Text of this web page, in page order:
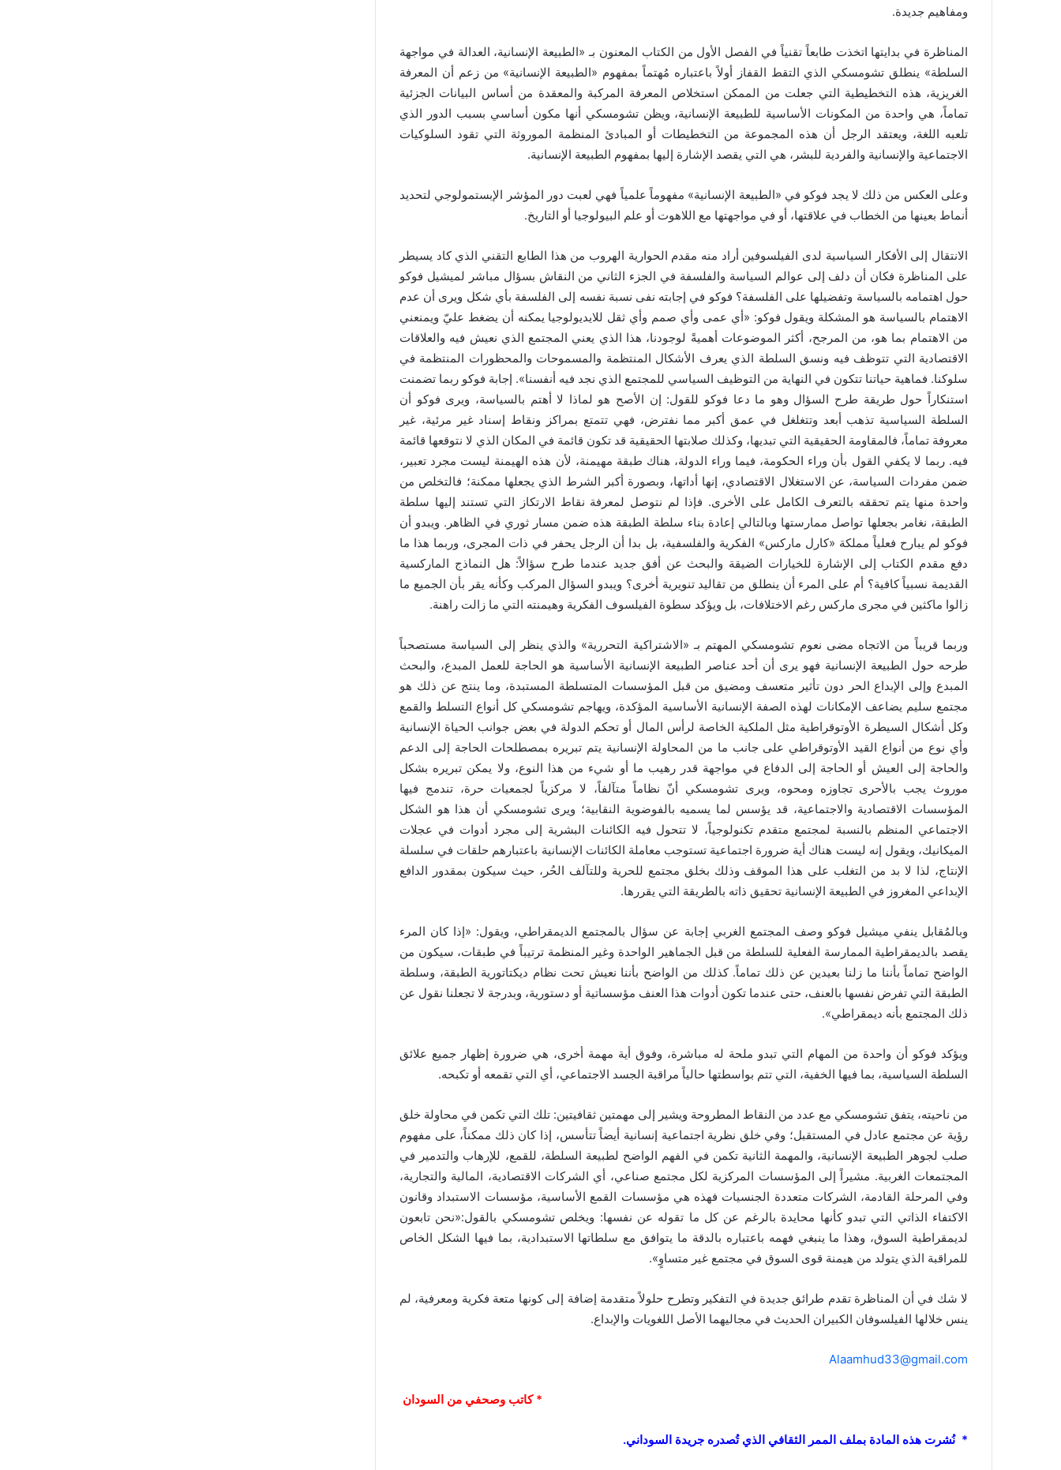
ومفاهيم جديدة.
المناظرة في بدايتها اتخذت طابعاً تقنياً في الفصل الأول من الكتاب المعنون بـ «الطبيعة الإنسانية، العدالة في مواجهة
السلطة» ينطلق تشومسكي الذي التقط القفاز أولاً باعتباره مُهتماً بمفهوم «الطبيعة الإنسانية» من زعم أن المعرفة
الغريزية، هذه التخطيطية التي جعلت من الممكن استخلاص المعرفة المركبة والمعقدة من أساس البيانات الجزئية
تماماً، هي واحدة من المكونات الأساسية للطبيعة الإنسانية، ويظن تشومسكي أنها مكون أساسي بسبب الدور الذي
تلعبه اللغة، ويعتقد الرجل أن هذه المجموعة من التخطيطات أو المبادئ المنظمة الموروثة التي تقود السلوكيات
الاجتماعية والإنسانية والفردية للبشر، هي التي يقصد الإشارة إليها بمفهوم الطبيعة الإنسانية.
وعلى العكس من ذلك لا يجد فوكو في «الطبيعة الإنسانية» مفهوماً علمياً فهي لعبت دور المؤشر الإبستمولوجي لتحديد
أنماط بعينها من الخطاب في علاقتها، أو في مواجهتها مع اللاهوت أو علم البيولوجيا أو التاريخ.
الانتقال إلى الأفكار السياسية لدى الفيلسوفين أراد منه مقدم الحوارية الهروب من هذا الطابع التقني الذي كاد يسيطر
على المناظرة فكان أن دلف إلى عوالم السياسة والفلسفة في الجزء الثاني من النقاش بسؤال مباشر لميشيل فوكو
حول اهتمامه بالسياسة وتفضيلها على الفلسفة؟ فوكو في إجابته نفى نسبة نفسه إلى الفلسفة بأي شكل ويرى أن عدم
الاهتمام بالسياسة هو المشكلة ويقول فوكو: «أي عمى وأي صمم وأي ثقل للايديولوجيا يمكنه أن يضغط عليّ ويمنعني
من الاهتمام بما هو، من المرجح، أكثر الموضوعات أهميةً لوجودنا، هذا الذي يعني المجتمع الذي نعيش فيه والعلاقات
الاقتصادية التي تتوظف فيه ونسق السلطة الذي يعرف الأشكال المنتظمة والمسموحات والمحظورات المنتظمة في
سلوكنا. فماهية حياتنا تتكون في النهاية من التوظيف السياسي للمجتمع الذي نجد فيه أنفسنا». إجابة فوكو ربما تضمنت
استنكاراً حول طريقة طرح السؤال وهو ما دعا فوكو للقول: إن الأصح هو لماذا لا أهتم بالسياسة، ويرى فوكو أن
السلطة السياسية تذهب أبعد وتتغلغل في عمق أكبر مما نفترض، فهي تتمتع بمراكز ونقاط إسناد غير مرئية، غير
معروفة تماماً، فالمقاومة الحقيقية التي تبديها، وكذلك صلابتها الحقيقية قد تكون قائمة في المكان الذي لا نتوقعها قائمة
فيه. ربما لا يكفي القول بأن وراء الحكومة، فيما وراء الدولة، هناك طبقة مهيمنة، لأن هذه الهيمنة ليست مجرد تعبير،
ضمن مفردات السياسة، عن الاستغلال الاقتصادي، إنها أداتها، وبصورة أكبر الشرط الذي يجعلها ممكنة؛ فالتخلص من
واحدة منها يتم تحققه بالتعرف الكامل على الأخرى. فإذا لم نتوصل لمعرفة نقاط الارتكاز التي تستند إليها سلطة
الطبقة، نغامر بجعلها تواصل ممارستها وبالتالي إعادة بناء سلطة الطبقة هذه ضمن مسار ثوري في الظاهر. ويبدو أن
فوكو لم يبارح فعلياً مملكة «كارل ماركس» الفكرية والفلسفية، بل بدا أن الرجل يحفر في ذات المجرى، وربما هذا ما
دفع مقدم الكتاب إلى الإشارة للخيارات الضيقة والبحث عن أفق جديد عندما طرح سؤالاً: هل النماذج الماركسية
القديمة نسبياً كافية؟ أم على المرء أن ينطلق من تقاليد تنويرية أخرى؟ ويبدو السؤال المركب وكأنه يقر بأن الجميع ما
زالوا ماكثين في مجرى ماركس رغم الاختلافات، بل ويؤكد سطوة الفيلسوف الفكرية وهيمنته التي ما زالت راهنة.
وربما قريباً من الاتجاه مضى نعوم تشومسكي المهتم بـ «الاشتراكية التحررية» والذي ينظر إلى السياسة مستصحباً
طرحه حول الطبيعة الإنسانية فهو يرى أن أحد عناصر الطبيعة الإنسانية الأساسية هو الحاجة للعمل المبدع، والبحث
المبدع وإلى الإبداع الحر دون تأثير متعسف ومضيق من قبل المؤسسات المتسلطة المستبدة، وما ينتج عن ذلك هو
مجتمع سليم يضاعف الإمكانات لهذه الصفة الإنسانية الأساسية المؤكدة، ويهاجم تشومسكي كل أنواع التسلط والقمع
وكل أشكال السيطرة الأوتوقراطية مثل الملكية الخاصة لرأس المال أو تحكم الدولة في بعض جوانب الحياة الإنسانية
وأي نوع من أنواع القيد الأوتوقراطي على جانب ما من المحاولة الإنسانية يتم تبريره بمصطلحات الحاجة إلى الدعم
والحاجة إلى العيش أو الحاجة إلى الدفاع في مواجهة قدر رهيب ما أو شيء من هذا النوع، ولا يمكن تبريره بشكل
موروث يجب بالأحرى تجاوزه ومحوه، ويرى تشومسكي أنّ نظاماً متآلفاً، لا مركزياً لجمعيات حرة، تندمج فيها
المؤسسات الاقتصادية والاجتماعية، قد يؤسس لما يسميه بالفوضوية النقابية؛ ويرى تشومسكي أن هذا هو الشكل
الاجتماعي المنظم بالنسبة لمجتمع متقدم تكنولوجياً، لا تتحول فيه الكائنات البشرية إلى مجرد أدوات في عجلات
الميكانيك، ويقول إنه ليست هناك أية ضرورة اجتماعية تستوجب معاملة الكائنات الإنسانية باعتبارهم حلقات في سلسلة
الإنتاج، لذا لا بد من التغلب على هذا الموقف وذلك بخلق مجتمع للحرية وللتآلف الحُر، حيث سيكون بمقدور الدافع
الإبداعي المغروز في الطبيعة الإنسانية تحقيق ذاته بالطريقة التي يقررها.
وبالمُقابل ينفي ميشيل فوكو وصف المجتمع الغربي إجابة عن سؤال بالمجتمع الديمقراطي، ويقول: «إذا كان المرء
يقصد بالديمقراطية الممارسة الفعلية للسلطة من قبل الجماهير الواحدة وغير المنظمة ترتيباً في طبقات، سيكون من
الواضح تماماً بأننا ما زلنا بعيدين عن ذلك تماماً. كذلك من الواضح بأننا نعيش تحت نظام ديكتاتورية الطبقة، وسلطة
الطبقة التي تفرض نفسها بالعنف، حتى عندما تكون أدوات هذا العنف مؤسساتية أو دستورية، وبدرجة لا تجعلنا نقول عن
ذلك المجتمع بأنه ديمقراطي».
ويؤكد فوكو أن واحدة من المهام التي تبدو ملحة له مباشرة، وفوق أية مهمة أخرى، هي ضرورة إظهار جميع علائق
السلطة السياسية، بما فيها الخفية، التي تتم بواسطتها حالياً مراقبة الجسد الاجتماعي، أي التي تقمعه أو تكبحه.
من ناحيته، يتفق تشومسكي مع عدد من النقاط المطروحة ويشير إلى مهمتين ثقافيتين: تلك التي تكمن في محاولة خلق
رؤية عن مجتمع عادل في المستقبل؛ وفي خلق نظرية اجتماعية إنسانية أيضاً تتأسس، إذا كان ذلك ممكناً، على مفهوم
صلب لجوهر الطبيعة الإنسانية، والمهمة الثانية تكمن في الفهم الواضح لطبيعة السلطة، للقمع، للإرهاب والتدمير في
المجتمعات الغربية. مشيراً إلى المؤسسات المركزية لكل مجتمع صناعي، أي الشركات الاقتصادية، المالية والتجارية،
وفي المرحلة القادمة، الشركات متعددة الجنسيات فهذه هي مؤسسات القمع الأساسية، مؤسسات الاستبداد وقانون
الاكتفاء الذاتي التي تبدو كأنها محايدة بالرغم عن كل ما تقوله عن نفسها: ويخلص تشومسكي بالقول:«نحن تابعون
لديمقراطية السوق، وهذا ما ينبغي فهمه باعتباره بالدقة ما يتوافق مع سلطاتها الاستبدادية، بما فيها الشكل الخاص
للمراقبة الذي يتولد من هيمنة قوى السوق في مجتمع غير متساوٍ».
لا شك في أن المناظرة تقدم طرائق جديدة في التفكير وتطرح حلولاً متقدمة إضافة إلى كونها متعة فكرية ومعرفية، لم
ينس خلالها الفيلسوفان الكبيران الحديث في مجاليهما الأصل اللغويات والإبداع.
Alaamhud33@gmail.com
* كاتب وصحفي من السودان
* نُشرت هذه المادة بملف الممر الثقافي الذي تُصدره جريدة السوداني.